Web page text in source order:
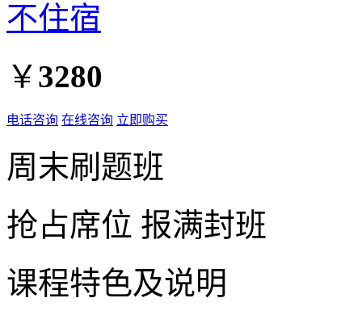
不住宿
￥3280
电话咨询 在线咨询 立即购买
周末刷题班
抢占席位 报满封班
课程特色及说明